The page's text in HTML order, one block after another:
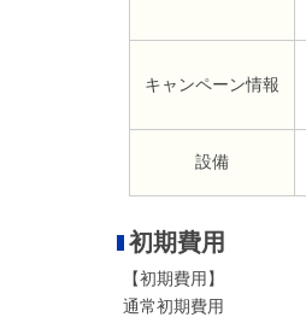
キャンペーン情報
設備
初期費用
【初期費用】
通常初期費用